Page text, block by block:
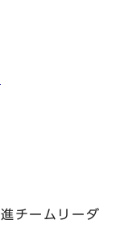
チームリーダ